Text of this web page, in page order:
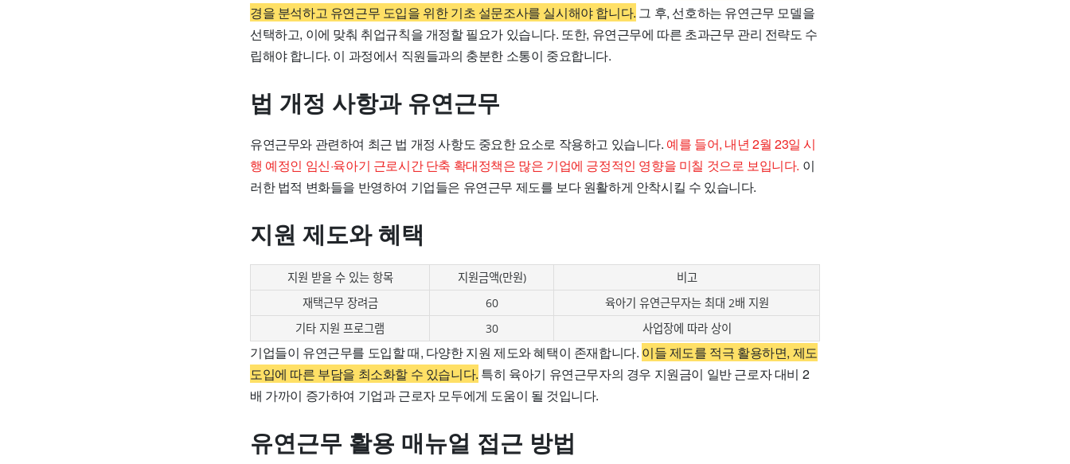
경을 분석하고 유연근무 도입을 위한 기초 설문조사를 실시해야 합니다. 그 후, 선호하는 유연근무 모델을
선택하고, 이에 맞춰 취업규칙을 개정할 필요가 있습니다. 또한, 유연근무에 따른 초과근무 관리 전략도 수
립해야 합니다. 이 과정에서 직원들과의 충분한 소통이 중요합니다.
법 개정 사항과 유연근무
유연근무와 관련하여 최근 법 개정 사항도 중요한 요소로 작용하고 있습니다. 예를 들어, 내년 2월 23일 시
행 예정인 임신·육아기 근로시간 단축 확대정책은 많은 기업에 긍정적인 영향을 미칠 것으로 보입니다. 이
러한 법적 변화들을 반영하여 기업들은 유연근무 제도를 보다 원활하게 안착시킬 수 있습니다.
지원 제도와 혜택
지원 받을 수 있는 항목 지원금액(만원)
비고
재택근무 장려금
60
육아기 유연근무자는 최대 2배 지원
기타 지원 프로그램
30 사업장에 따라 상이
기업들이 유연근무를 도입할 때, 다양한 지원 제도와 혜택이 존재합니다. 이들 제도를 적극 활용하면, 제도
도입에 따른 부담을 최소화할 수 있습니다. 특히 육아기 유연근무자의 경우 지원금이 일반 근로자 대비 2
배 가까이 증가하여 기업과 근로자 모두에게 도움이 될 것입니다.
유연근무 활용 매뉴얼 접근 방법